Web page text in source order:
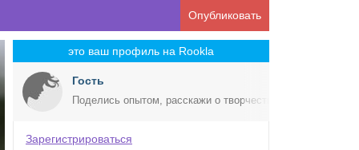
Опубликовать
это ваш профиль на Rookla
Гость
Поделись опытом, расскажи о творчестве!
Зарегистрироваться